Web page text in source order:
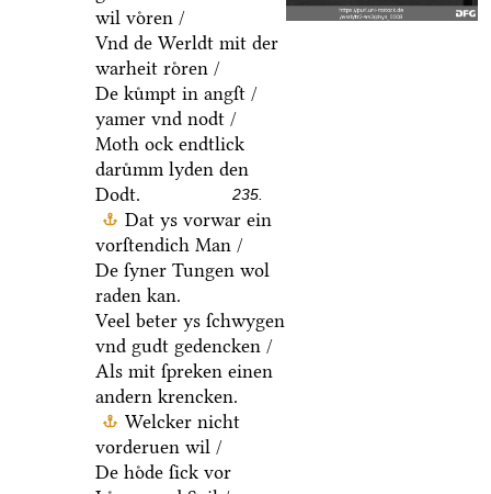
wil voͤren /
Vnd de Werldt mit der
warheit roͤren /
De kuͤmpt in angſt /
yamer vnd nodt /
Moth ock endtlick
daruͤmm lyden den
Dodt.
235.
Dat ys vorwar ein
vorſtendich Man /
De ſyner Tungen wol
raden kan.
Veel beter ys ſchwygen
vnd gudt gedencken /
Als mit ſpreken einen
andern krencken.
Welcker nicht
vorderuen wil /
De hoͤde ſick vor